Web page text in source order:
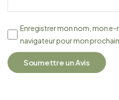
Enregistrer mon nom, mon e-
navigateur pour mon
Soumettre un Avis